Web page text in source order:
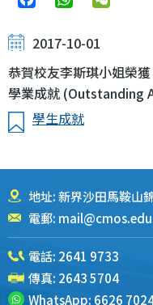
2017-10-01
恭賀校友李斯琪小姐榮
學業成就 (Outstanding
學生成就
地址: 新界沙田馬鞍山
電郵:
電話: 2641 9733
傳真: 2643 5704
WhatsApp: 6626